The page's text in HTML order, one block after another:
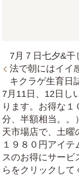
7月７日七夕&
法で朝にはイイ
キクラゲ生育日
7月11日、12日し
ります。お得な
分、半額相当。。
天市場店で、土曜
１９８０円アイ
スのお得にサービ
らをクリックし